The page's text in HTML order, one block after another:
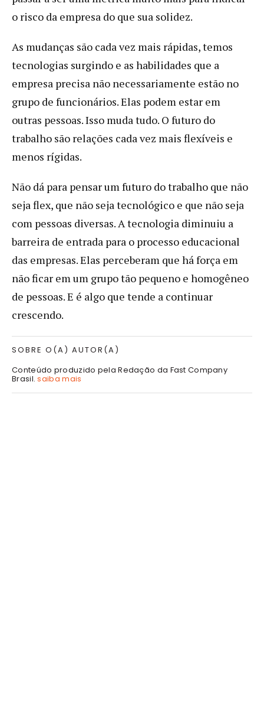
o risco da empresa do que sua solidez.
As mudanças são cada vez mais rápidas, temos
tecnologias surgindo e as habilidades que a
empresa precisa não necessariamente estão no
grupo de funcionários. Elas podem estar em
outras pessoas. Isso muda tudo. O futuro do
trabalho são relações cada vez mais flexíveis e
menos rígidas.
Não dá para pensar um futuro do trabalho que não
seja flex, que não seja tecnológico e que não seja
com pessoas diversas. A tecnologia diminuiu a
barreira de entrada para o processo educacional
das empresas. Elas perceberam que há força em
não ficar em um grupo tão pequeno e homogêneo
de pessoas. E é algo que tende a continuar
crescendo.
SOBRE O(A) AUTOR(A)
Conteúdo produzido pela Redação da Fast Company
Brasil.saiba mais